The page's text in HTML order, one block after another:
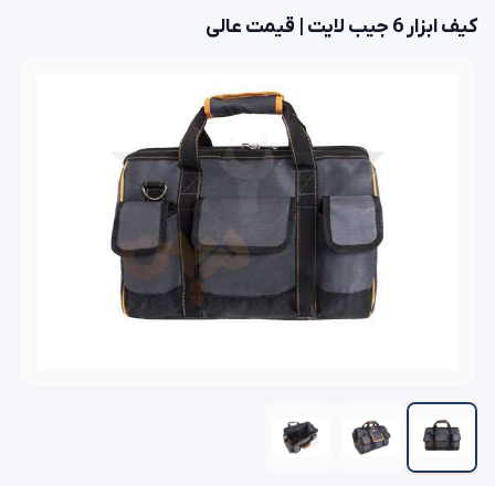
کیف ابزار 6 جیب لایت | قیمت عالی